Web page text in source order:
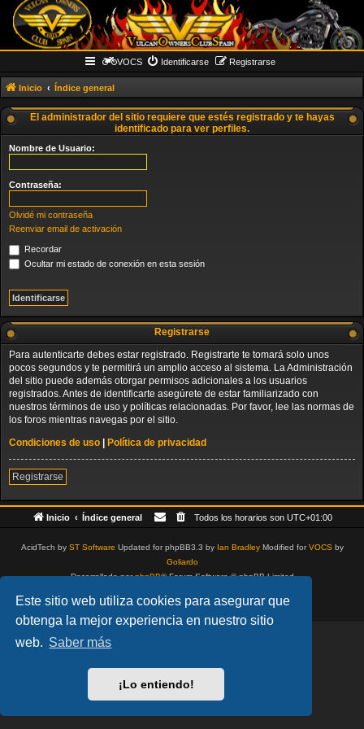
Este sitio web utiliza cookies para asegurar que
obtenga la mejor experiencia en nuestro sitio
web. Saber más
¡Lo entiendo!
VOCS Identificarse Registrarse
Inicio Índice general
El administrador del sitio requiere que estés registrado y te hayas
identificado para ver perfiles.
Nombre de Usuario:
Contraseña:
Olvidé mi contraseña
Reenviar email de activación
Recordar
Ocultar mi estado de conexión en esta sesión
Registrarse
Para autenticarte debes estar registrado. Registrarte te tomará solo unos
pocos segundos y te permitirá un amplio acceso al sistema. La Administración
del sitio puede además otorgar permisos adicionales a los usuarios
registrados. Antes de identificarte asegúrete de estar familiarizado con
nuestros términos de uso y políticas relacionadas. Por favor, lee las normas de
los foros mientras navegas por el sitio.
Condiciones de uso
Política de privacidad
Registrarse
Inicio Índice general Todos los horarios son UTC+01:00
AcidTech by ST Software Updated for phpBB3.3 by Ian BradleyModified forVOCSby
Goliardo
Desarrollado porphpBB® Forum Software © phpBB Limited
Privacidad| Condiciones